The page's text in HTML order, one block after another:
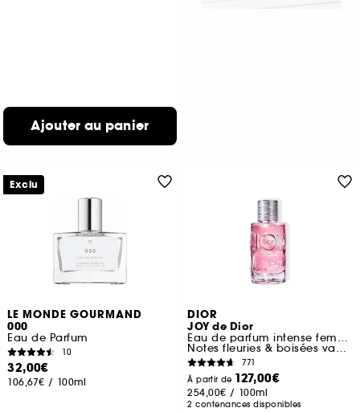
Ajouter au panier
LE MONDE GOURMAND
000
Eau de Parfum
10
32,00€
106,67€ / 100ml
Exclu
DIOR
JOY de Dior
Eau de parfum intense femme
Notes fleuries & boisées vanillées
771
À partir de 127,00€
254,00€ / 100ml
2 contenances disponibles